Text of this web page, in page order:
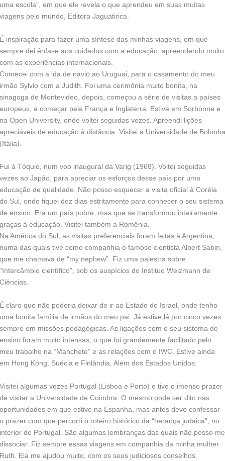
uma escola”, em que ele revela o que aprendeu em suas muitas
viagens pelo mundo, Editora Jaguatirica.
É inspiração para fazer uma síntese das minhas viagens, em que
sempre dei ênfase aos cuidados com a educação, apreendendo muito
com as experiências internacionais.
Comecei com a ida de navio ao Uruguai, para o casamento do meu
irmão Sylvio com a Judith. Foi uma cerimônia muito bonita, na
sinagoga de Montevideo, depois, começou a série de visitas a países
europeus, a começar pela França e Inglaterra. Estive em Sorbonne e
na Open University, onde voltei seguidas vezes. Apreendi lições
apreciáveis de educação à distância. Visitei a Universidade de Bolonha
(Itália).
Fui à Tóquio, num voo inaugural da Varig (1968). Voltei seguidas
vezes ao Japão, para apreciar os esforços desse país por uma
educação de qualidade. Não posso esquecer a visita oficial à Coréia
do Sul, onde fiquei dez dias estritamente para conhecer o seu sistema
de ensino. Era um país pobre, mas que se transformou inteiramente
graças à educação. Visitei também a Romênia.
Na América do Sul, as visitas preferenciais foram feitas à Argentina,
numa das quais tive como companhia o famoso cientista Albert Sabin,
que me chamava de “my nephew”. Fiz uma palestra sobre
“Intercâmbio científico”, sob os auspícios do Instituo Weizmann de
Ciências.
É claro que não poderia deixar de ir ao Estado de Israel, onde tenho
uma bonita família de irmãos do meu pai. Já estive lá por cinco vezes
sempre em missões pedagógicas. As ligações com o seu sistema de
ensino foram muito intensas, o que foi grandemente facilitado pelo
meu trabalho na “Manchete” e as relações com o IWC. Estive ainda
em Hong Kong, Suécia e Finlândia, Além dos Estados Unidos.
Visitei algumas vezes Portugal (Lisboa e Porto) e tive o imenso prazer
de visitar a Universidade de Coimbra. O mesmo pode ser dito nas
oportunidades em que estive na Espanha, mas antes devo confessar
o prazer com que percorri o roteiro histórico da “herança judaica”, no
interior de Portugal. São algumas lembranças das quais não posso me
dissociar. Fiz sempre essas viagens em companhia da minha mulher
Ruth. Ela me ajudou muito, com os seus judiciosos conselhos.